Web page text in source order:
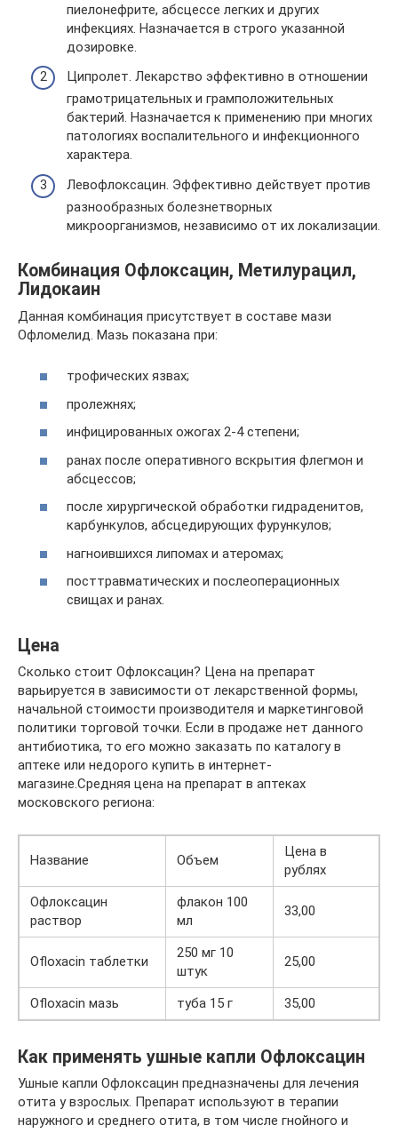
пиелонефрите, абсцессе легких и других
инфекциях. Назначается в строго указанной
дозировке.
Ципролет. Лекарство эффективно в отношении
грамотрицательных и грамположительных
бактерий. Назначается к применению при многих
патологиях воспалительного и инфекционного
характера.
Левофлоксацин. Эффективно действует против
разнообразных болезнетворных
микроорганизмов, независимо от их локализации.
Комбинация Офлоксацин, Метилурацил,
Лидокаин
Данная комбинация присутствует в составе мази
Офломелид. Мазь показана при:
трофических язвах;
пролежнях;
инфицированных ожогах 2-4 степени;
ранах после оперативного вскрытия флегмон и
абсцессов;
после хирургической обработки гидраденитов,
карбункулов, абсцедирующих фурункулов;
нагноившихся липомах и атеромах;
посттравматических и послеоперационных
свищах и ранах.
Цена
Сколько стоит Офлоксацин? Цена на препарат
варьируется в зависимости от лекарственной формы,
начальной стоимости производителя и маркетинговой
политики торговой точки. Если в продаже нет данного
антибиотика, то его можно заказать по каталогу в
аптеке или недорого купить в интернет-
магазине.Средняя цена на препарат в аптеках
московского региона:
Название Объем
Цена в
рублях
Офлоксацин
раствор
флакон 100
мл
33,00
Ofloxacin таблетки
250 мг 10
штук
25,00
Ofloxacin мазь туба 15 г 35,00
Как применять ушные капли Офлоксацин
Ушные капли Офлоксацин предназначены для лечения
отита у взрослых. Препарат используют в терапии
наружного и среднего отита, в том числе гнойного и